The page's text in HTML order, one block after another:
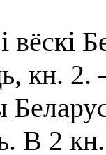
кн.
В 2